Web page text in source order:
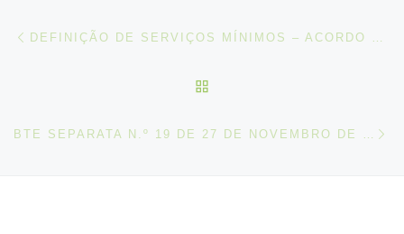
Post navigation